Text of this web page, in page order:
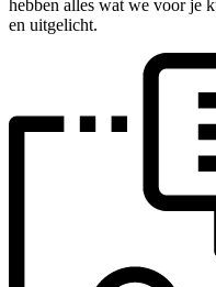
hebben alles wat we voor je
en uitgelicht.